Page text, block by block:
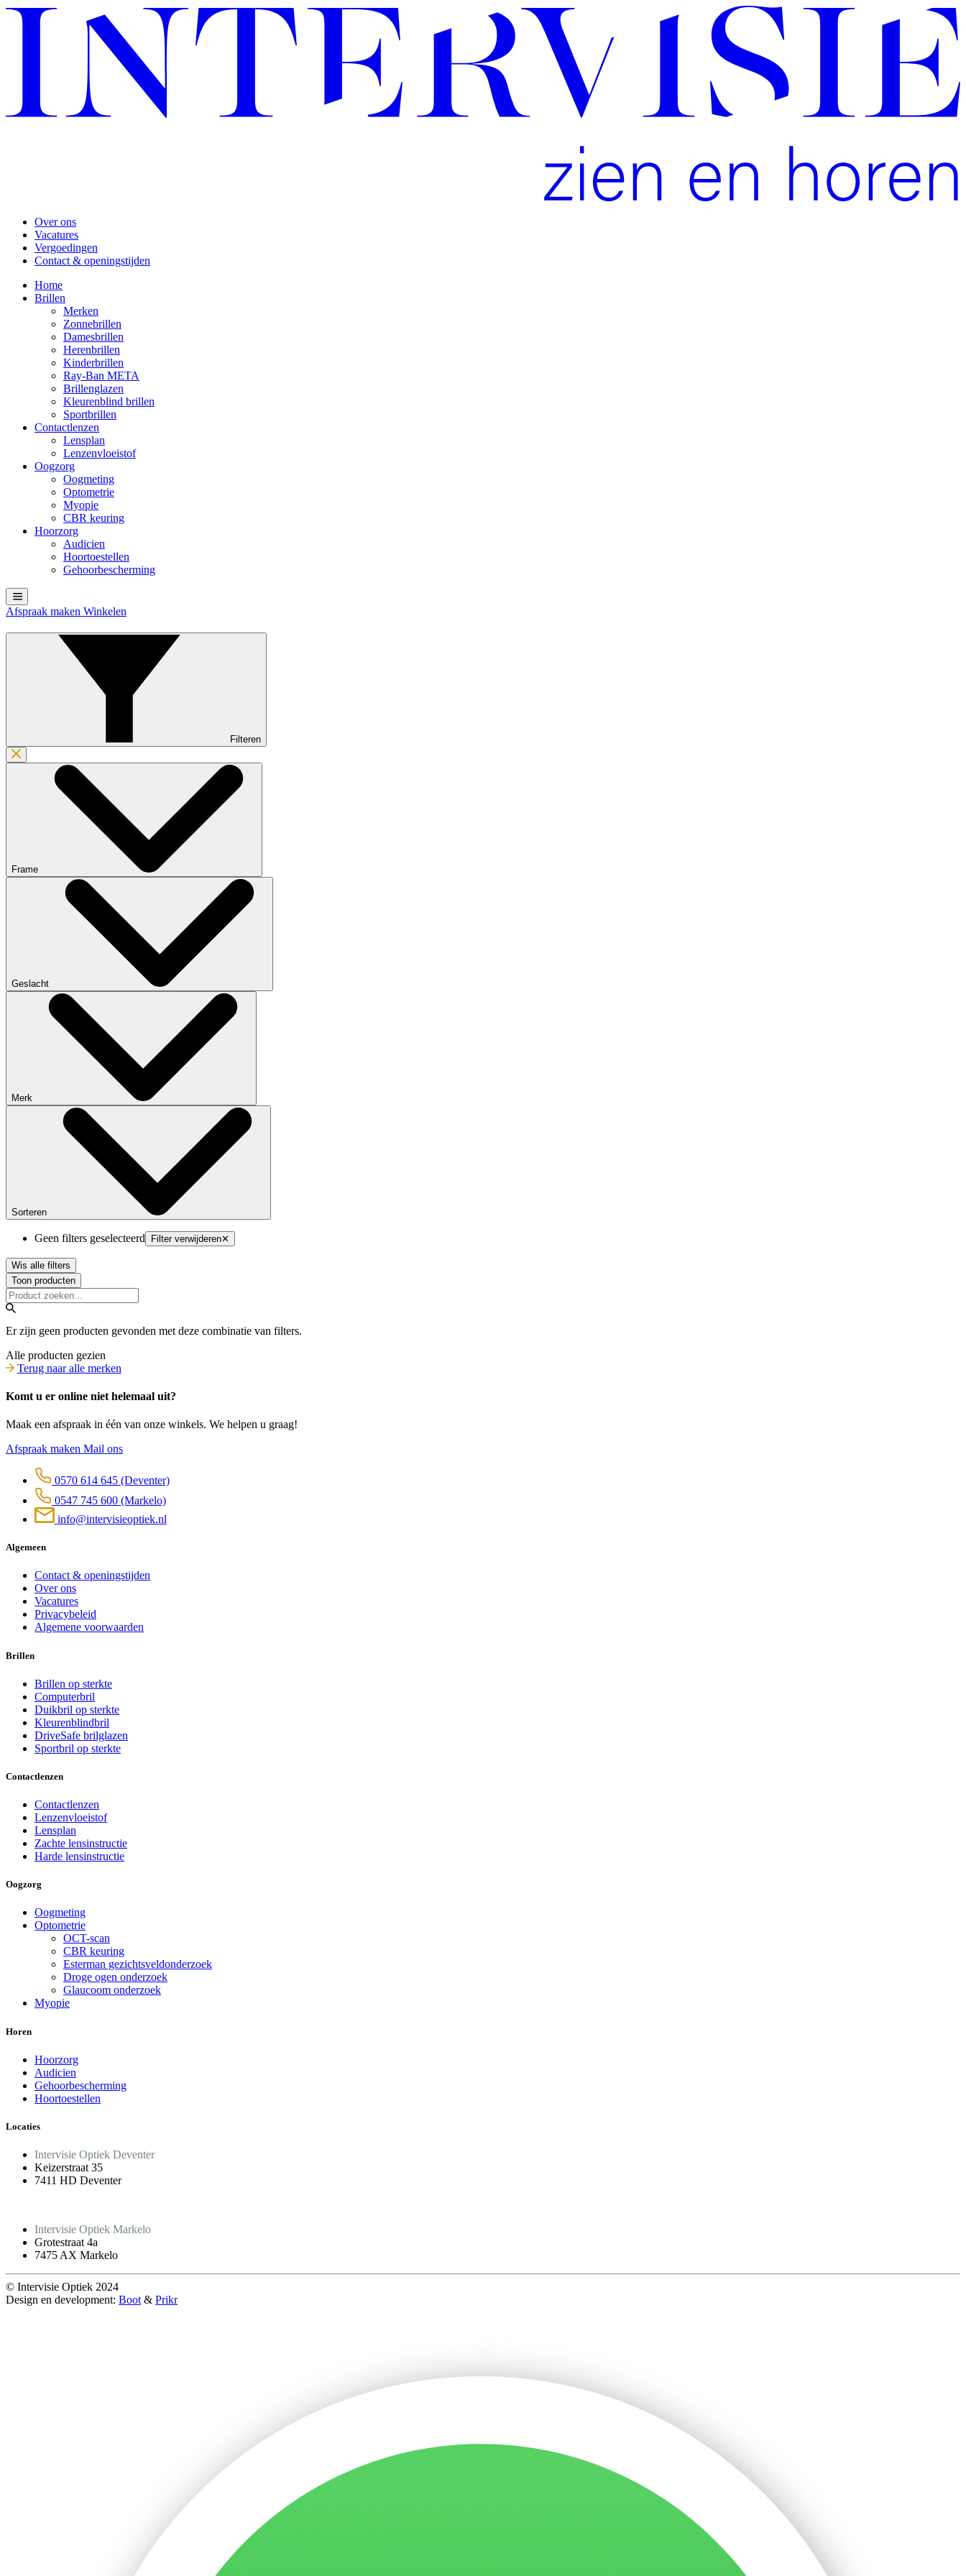
Over ons
Vacatures
Vergoedingen
Contact & openingstijden
Home
Brillen
Merken
Zonnebrillen
Damesbrillen
Herenbrillen
Kinderbrillen
Ray-Ban META
Brillenglazen
Kleurenblind brillen
Sportbrillen
Contactlenzen
Lensplan
Lenzenvloeistof
Oogzorg
Oogmeting
Optometrie
Myopie
CBR keuring
Hoorzorg
Audicien
Hoortoestellen
Gehoorbescherming
Afspraak maken Winkelen
Filteren
Frame
Geslacht
Merk
Sorteren
Geen filters geselecteerd Filter verwijderen✕
Wis alle filters
Toon producten
Er zijn geen producten gevonden met deze combinatie van filters.
Alle producten gezien
Terug naar alle merken
Komt u er online niet helemaal uit?
Maak een afspraak in één van onze winkels. We helpen u graag!
Afspraak maken Mail ons
0570 614 645 (Deventer)
0547 745 600 (Markelo)
info@intervisieoptiek.nl
Algemeen
Contact & openingstijden
Over ons
Vacatures
Privacybeleid
Algemene voorwaarden
Brillen
Brillen op sterkte
Computerbril
Duikbril op sterkte
Kleurenblindbril
DriveSafe brilglazen
Sportbril op sterkte
Contactlenzen
Contactlenzen
Lenzenvloeistof
Lensplan
Zachte lensinstructie
Harde lensinstructie
Oogzorg
Oogmeting
Optometrie
OCT-scan
CBR keuring
Esterman gezichtsveldonderzoek
Droge ogen onderzoek
Glaucoom onderzoek
Myopie
Horen
Hoorzorg
Audicien
Gehoorbescherming
Hoortoestellen
Locaties
Intervisie Optiek Deventer
Keizerstraat 35
7411 HD Deventer
Intervisie Optiek Markelo
Grotestraat 4a
7475 AX Markelo
© Intervisie Optiek 2024
Design en development: Boot & Prikr